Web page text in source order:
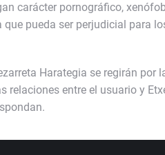
carácter pornográfico,
pueda ser perjudicial para
Harategia se regirán por
entre el usuario y